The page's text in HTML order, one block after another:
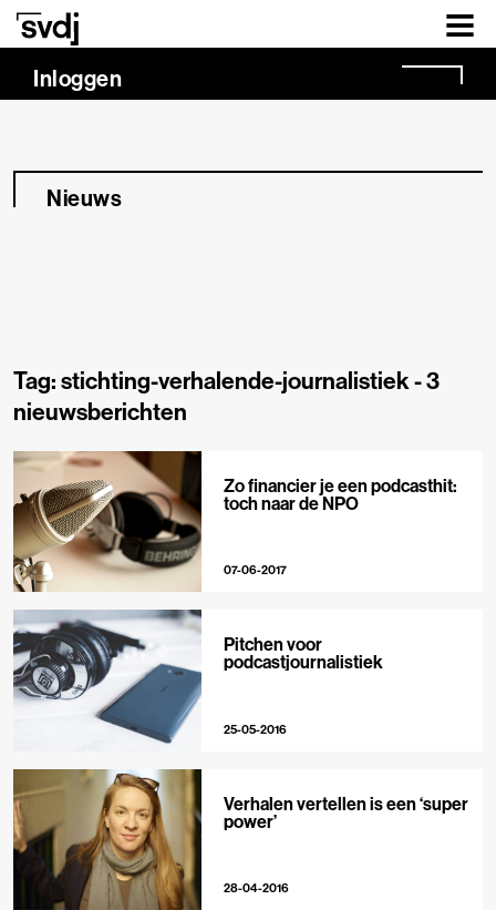
Naar hoofdinhoud
Inloggen
Nieuws
Tag: stichting-verhalende-journalistiek -3
nieuwsberichten
Zo financier je een podcasthit:
toch naar de NPO
07-06-2017
Pitchen voor
podcastjournalistiek
25-05-2016
Verhalen vertellen is een ‘super
power’
28-04-2016